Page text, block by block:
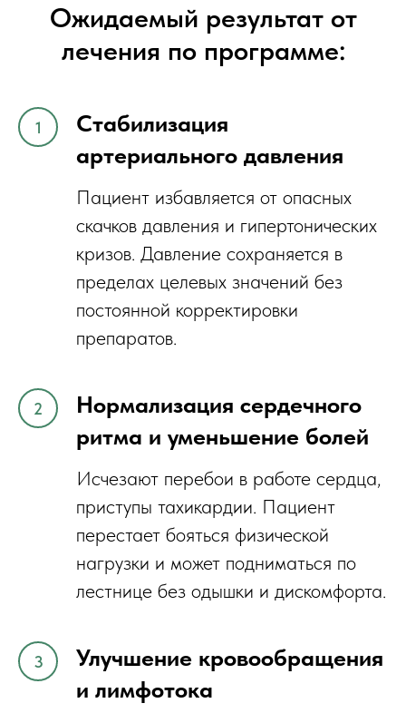
Ожидаемый результат от
лечения по программе:
Стабилизация
артериального давления
Пациент избавляется от опасных
скачков давления и гипертонических
кризов. Давление сохраняется в
пределах целевых значений без
постоянной корректировки
препаратов.
Нормализация сердечного
ритма и уменьшение болей
Исчезают перебои в работе сердца,
приступы тахикардии. Пациент
перестает бояться физической
нагрузки и может подниматься по
лестнице без одышки и дискомфорта.
Улучшение кровообращения
и лимфотока